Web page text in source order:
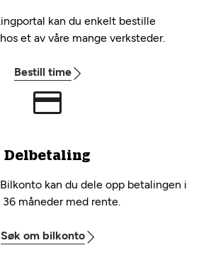
kan du enkelt bestille
et av våre mange verksteder.
Bestill time
Delbetaling
kan du dele opp betalingen i
måneder med rente.
Søk om bilkonto